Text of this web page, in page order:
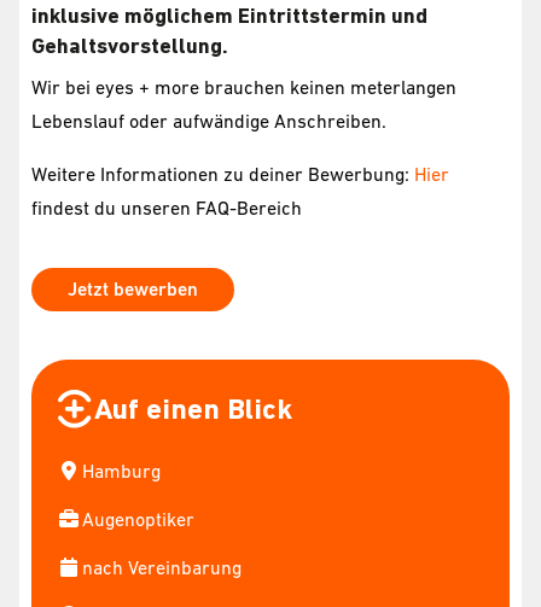
inklusive möglichem Eintrittstermin und
Gehaltsvorstellung.
Wir bei eyes + more brauchen keinen meterlangen
Lebenslauf oder aufwändige Anschreiben.
Weitere Informationen zu deiner Bewerbung: Hier
findest du unseren FAQ-Bereich
Jetzt bewerben
Auf einen Blick
Hamburg
Augenoptiker
nach Vereinbarung